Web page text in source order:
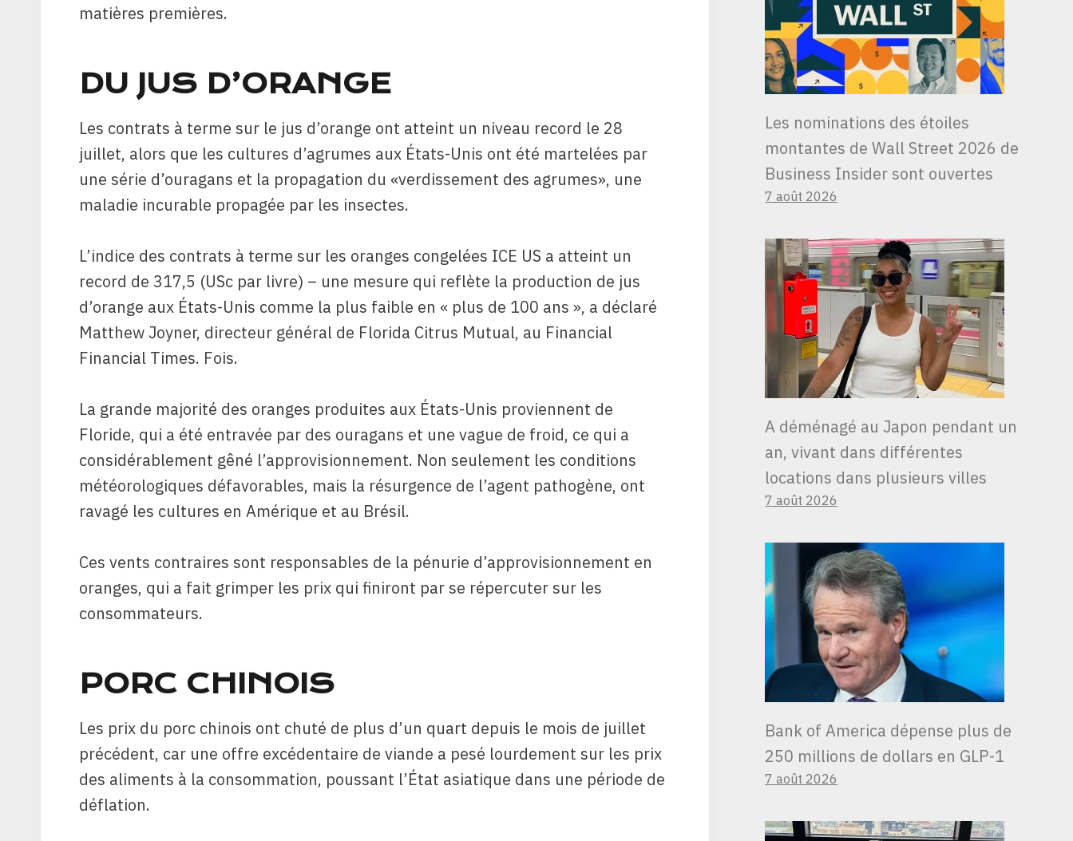
matières premières.
DU JUS D’ORANGE
Les contrats à terme sur le jus d’orange ont atteint un niveau record le 28
juillet, alors que les cultures d’agrumes aux États-Unis ont été martelées par
une série d’ouragans et la propagation du «verdissement des agrumes», une
maladie incurable propagée par les insectes.
L’indice des contrats à terme sur les oranges congelées ICE US a atteint un
record de 317,5 (USc par livre) – une mesure qui reflète la production de jus
d’orange aux États-Unis comme la plus faible en « plus de 100 ans », a déclaré
Matthew Joyner, directeur général de Florida Citrus Mutual, au Financial
Financial Times. Fois.
La grande majorité des oranges produites aux États-Unis proviennent de
Floride, qui a été entravée par des ouragans et une vague de froid, ce qui a
considérablement gêné l’approvisionnement. Non seulement les conditions
météorologiques défavorables, mais la résurgence de l’agent pathogène, ont
ravagé les cultures en Amérique et au Brésil.
Ces vents contraires sont responsables de la pénurie d’approvisionnement en
oranges, qui a fait grimper les prix qui finiront par se répercuter sur les
consommateurs.
PORC CHINOIS
Les prix du porc chinois ont chuté de plus d’un quart depuis le mois de juillet
précédent, car une offre excédentaire de viande a pesé lourdement sur les prix
des aliments à la consommation, poussant l’État asiatique dans une période de
déflation.
Les nominations des étoiles
montantes de Wall Street 2026 de
Business Insider sont ouvertes
7 août 2026
A déménagé au Japon pendant un
an, vivant dans différentes
locations dans plusieurs villes
7 août 2026
Bank of America dépense plus de
250 millions de dollars en GLP-1
7 août 2026